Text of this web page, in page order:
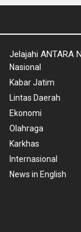
Jelajahi ANTARA
Nasional
Kabar Jatim
Lintas Daerah
Ekonomi
Olahraga
Karkhas
Internasional
News in English